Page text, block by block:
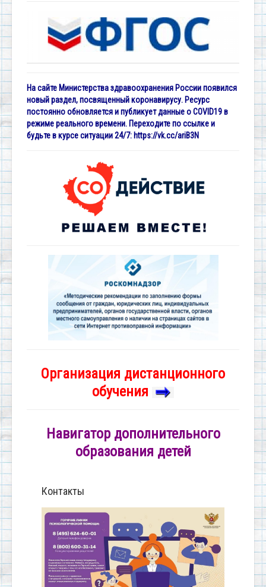
На сайте Министерства здравоохранения России появился
новый раздел, посвященный коронавирусу. Ресурс
постоянно обновляется и публикует данные о COVID19 в
режиме реального времени. Переходите по ссылке и
будьте в курсе ситуации 24/7: https://vk.cc/ariB3N
Организация дистанционного
обучения
Навигатор дополнительного
образования детей
Контакты